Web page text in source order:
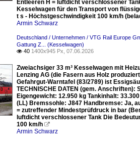
Entleeren H = luftdicht verschlossener
Kesselwagen für den Transport von
t s - Höchstgeschwindigkeit 100 km/h
Armin Schwarz
Deutschland / Unternehmen / VTG Rail Europe
Gattung Z... (Kesselwagen)
 40 1400x945 Px, 07.06.2026
Zweiachsiger 33 m³ Kesselwagen mit
Lenzing AG (die Fasern aus Holz
Gefahrgut-Warntafel (83/2789) ist
TECHNISCHE DATEN (gem.
Eigengewicht: 12.950 kg Tankinhalt:
(LL) Bremssohle: J847 Handbremse: Ja,
= zutreffender Mindestprüfdruck in bar
luftdicht verschlossener Tank Die
100 km/h 
Armin Schwarz